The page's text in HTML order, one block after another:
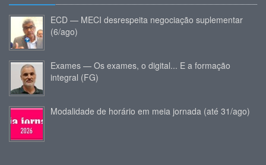
ECD — MECI desrespeita negociação suplementar
(6/ago)
Exames — Os exames, o digital... E a formação
integral (FG)
Modalidade de horário em meia jornada (até 31/ago)